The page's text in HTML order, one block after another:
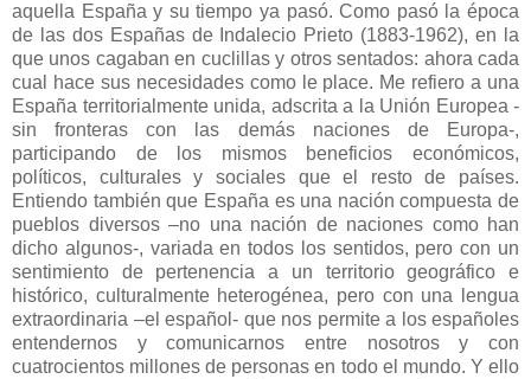
aquella España y su tiempo ya pasó. Como pasó la época
de las dos Españas de Indalecio Prieto (1883-1962), en la
que unos cagaban en cuclillas y otros sentados: ahora cada
cual hace sus necesidades como le place. Me refiero a una
España territorialmente unida, adscrita a la Unión Europea -
sin fronteras con las demás naciones de Europa-,
participando de los mismos beneficios económicos,
políticos, culturales y sociales que el resto de países.
Entiendo también que España es una nación compuesta de
pueblos diversos –no una nación de naciones como han
dicho algunos-, variada en todos los sentidos, pero con un
sentimiento de pertenencia a un territorio geográfico e
histórico, culturalmente heterogénea, pero con una lengua
extraordinaria –el español- que nos permite a los españoles
entendernos y comunicarnos entre nosotros y con
cuatrocientos millones de personas en todo el mundo. Y ello